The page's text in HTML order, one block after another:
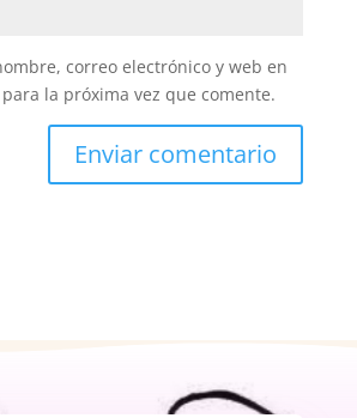
correo electrónico y web en
la próxima vez que comente.